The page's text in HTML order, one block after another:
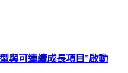
與可連續成長項目”啟動